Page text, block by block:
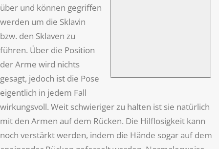
über und können gegriffen
werden um die Sklavin
bzw. den Sklaven zu
führen. Über die Position
der Arme wird nichts
gesagt, jedoch ist die Pose
eigentlich in jedem Fall
wirkungsvoll. Weit schwieriger zu halten ist sie natürlich
mit den Armen auf dem Rücken. Die Hilflosigkeit kann
noch verstärkt werden, indem die Hände sogar auf dem